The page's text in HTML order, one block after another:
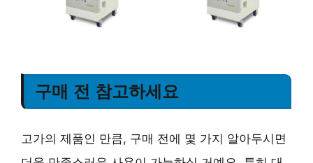
구매 전 참고하세요
고가의 제품인 만큼, 구매 전에 몇 가지 알아두시면